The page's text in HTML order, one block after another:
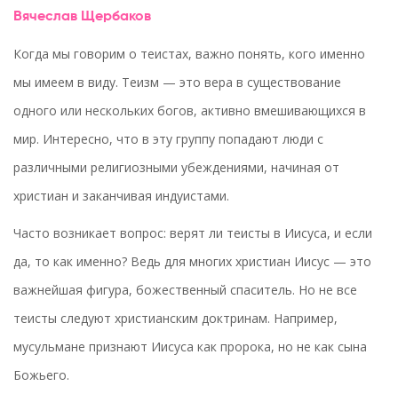
Вячеслав Щербаков
Когда мы говорим о теистах, важно понять, кого именно
мы имеем в виду. Теизм — это вера в существование
одного или нескольких богов, активно вмешивающихся в
мир. Интересно, что в эту группу попадают люди с
различными религиозными убеждениями, начиная от
христиан и заканчивая индуистами.
Часто возникает вопрос: верят ли теисты в Иисуса, и если
да, то как именно? Ведь для многих христиан Иисус — это
важнейшая фигура, божественный спаситель. Но не все
теисты следуют христианским доктринам. Например,
мусульмане признают Иисуса как пророка, но не как сына
Божьего.